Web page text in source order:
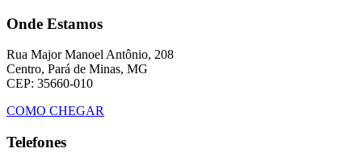
Onde Estamos
Rua Major Manoel Antônio, 208
Centro, Pará de Minas, MG
CEP: 35660-010
COMO CHEGAR
Telefones